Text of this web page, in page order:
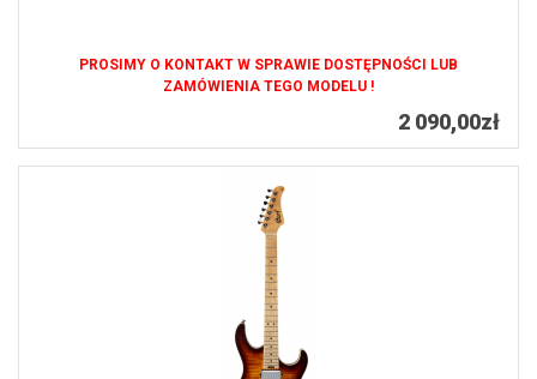
PROSIMY O KONTAKT W SPRAWIE DOSTĘPNOŚCI LUB
ZAMÓWIENIA TEGO MODELU !
2 090,00zł